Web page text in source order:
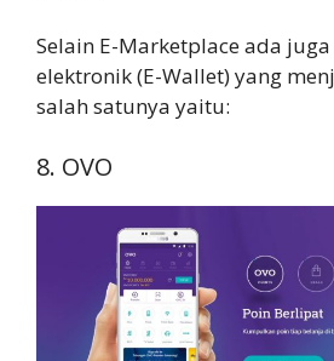
Selain E-Marketplace ada
elektronik (E-Wallet) yang
salah satunya yaitu:
8. OVO